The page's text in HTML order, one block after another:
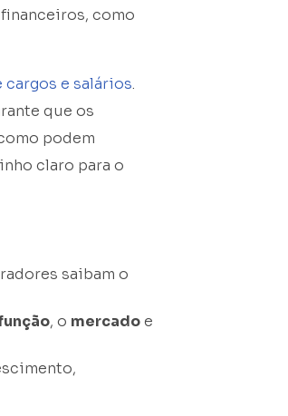
como
e salários.
que os
podem
claro para o
saibam o
, o mercadoe